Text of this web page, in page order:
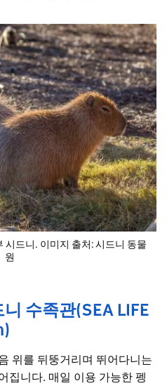
시드니. 이미지 출처: 시드니 동물
원
수족관(SEA LIFE
위를 뒤뚱거리며 뛰어다니는
집니다. 매일 이용 가능한 펭